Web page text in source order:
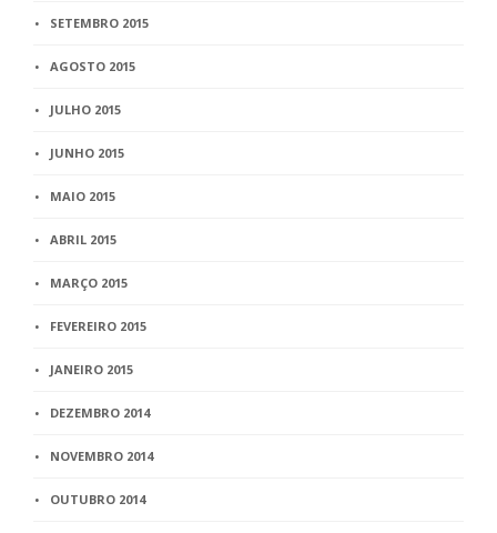
SETEMBRO 2015
AGOSTO 2015
JULHO 2015
JUNHO 2015
MAIO 2015
ABRIL 2015
MARÇO 2015
FEVEREIRO 2015
JANEIRO 2015
DEZEMBRO 2014
NOVEMBRO 2014
OUTUBRO 2014